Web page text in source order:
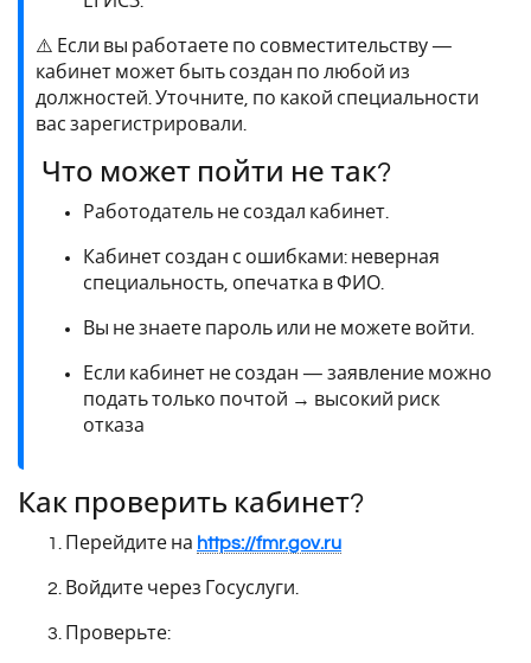
⚠️ Если вы работаете по совместительству —
кабинет может быть создан по любой из
должностей. Уточните, по какой специальности
вас зарегистрировали.
Что может пойти не так?
Работодатель не создал кабинет.
Кабинет создан с ошибками: неверная
специальность, опечатка в ФИО.
Вы не знаете пароль или не можете войти.
Если кабинет не создан — заявление можно
подать только почтой → высокий риск
отказа
Как проверить кабинет?
Перейдите на https://fmr.gov.ru
Войдите через Госуслуги.
Проверьте: